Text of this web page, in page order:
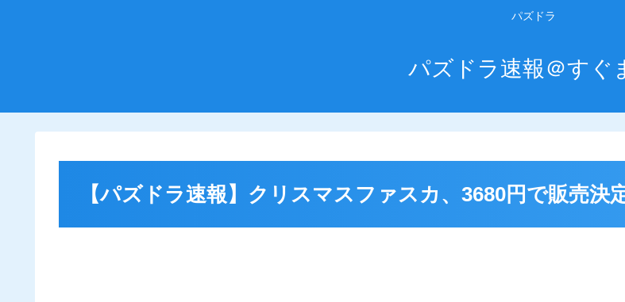
パズドラ
パズドラ速報＠すぐ
【パズドラ速報】クリスマスファスカ、3680円で販